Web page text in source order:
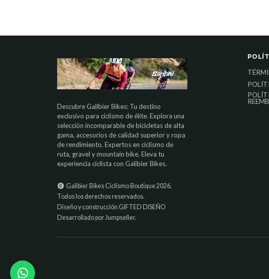
Descubre Galibier Bikes: Tu destino
exclusivo para ciclismo de élite. Explora una
selección incomparable de bicicletas de alta
gama, accesorios de calidad superior y ropa
de rendimiento. Expertos en ciclismo de
ruta, gravel y mountain bike. Eleva tu
experiencia ciclista con Galibier Bikes.
Galibier Bikes Ciclismo Boutique 2026.
Todos los derechos reservados.
Diseño y construcción GIFTED DISEÑO
Desarrollado por Jumpseller.